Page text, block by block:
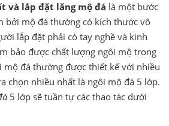
và lắp đặt lăng mộ đá là một bước
bởi mộ đá thường có kích thước vô
lắp đặt phải có tay nghề và kinh
bảo được chất lượng ngôi mộ trong
mộ đá thường được thiết kế với nhiều
chọn nhiều nhất là ngôi mộ đá 5 lớp.
5 lớp sẽ tuần tự các thao tác dưới